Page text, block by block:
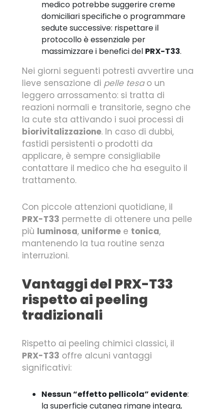
medico potrebbe suggerire creme
domiciliari specifiche o programmare
sedute successive: rispettare il
protocollo è essenziale per
massimizzare i benefici del PRX-T33.
Nei giorni seguenti potresti avvertire una
lieve sensazione di pelle tesao un
leggero arrossamento: si tratta di
reazioni normali e transitorie, segno che
la cute sta attivando i suoi processi di
biorivitalizzazione. In caso di dubbi,
fastidi persistenti o prodotti da
applicare, è sempre consigliabile
contattare il medico che ha eseguito il
trattamento.
Con piccole attenzioni quotidiane, il
PRX-T33 permette di ottenere una pelle
più luminosa, uniforme e tonica,
mantenendo la tua routine senza
interruzioni.
Vantaggi del PRX-T33
rispetto ai peeling
tradizionali
Rispetto ai peeling chimici classici, il
PRX-T33 offre alcuni vantaggi
significativi:
Nessun “effetto pellicola” evidente:
la superficie cutanea rimane integra,